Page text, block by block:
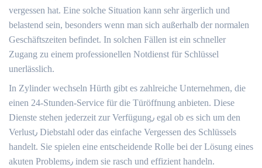
vergessen hat.​ Eine solche Situation kann sehr ärgerlich und
belastend sein, besonders wenn man sich außerhalb der normalen
Geschäftszeiten befindet.​ In solchen Fällen ist ein schneller
Zugang zu einem professionellen Notdienst für Schlüssel
unerlässlich.​
In Zylinder wechseln Hürth gibt es zahlreiche Unternehmen, die
einen 24-Stunden-Service für die Türöffnung anbieten.​ Diese
Dienste stehen jederzeit zur Verfügung٫ egal ob es sich um den
Verlust٫ Diebstahl oder das einfache Vergessen des Schlüssels
handelt.​ Sie spielen eine entscheidende Rolle bei der Lösung eines
akuten Problems٫ indem sie rasch und effizient handeln.​